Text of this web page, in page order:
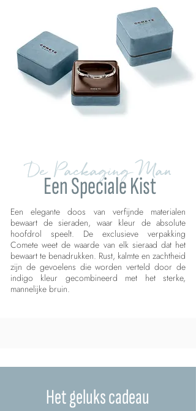
De Packaging Man
Een Speciale Kist
Een elegante doos van verfijnde materialen
bewaart de sieraden, waar kleur de absolute
hoofdrol speelt. De exclusieve verpakking
Comete weet de waarde van elk sieraad dat het
bewaart te benadrukken. Rust, kalmte en zachtheid
zijn de gevoelens die worden verteld door de
indigo kleur gecombineerd met het sterke,
mannelijke bruin.
Het geluks cadeau